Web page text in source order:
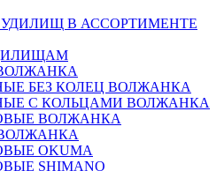
В АССОРТИМЕНТЕ
БЕЗ КОЛЕЦ ВОЛЖАНКА
С КОЛЬЦАМИ ВОЛЖАНКА
ВОЛЖАНКА
OKUMA
SHIMANO